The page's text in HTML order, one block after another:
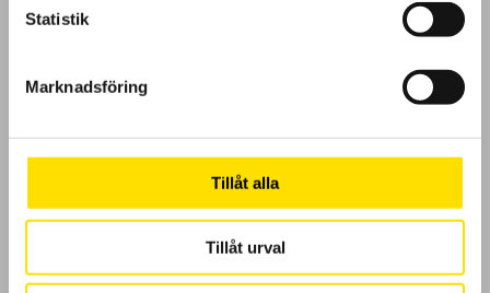
Statistik
Marknadsföring
Tillåt alla
Tillåt urval
Köpvillkor
Cookies
Klagomål